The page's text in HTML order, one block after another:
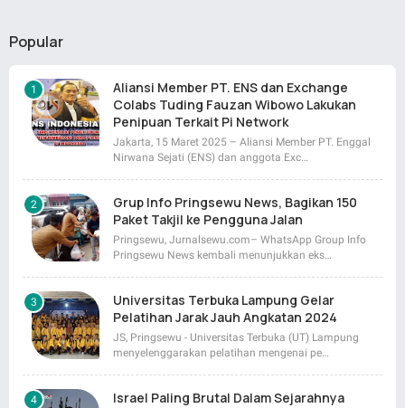
Popular
Aliansi Member PT. ENS dan Exchange
Colabs Tuding Fauzan Wibowo Lakukan
Penipuan Terkait Pi Network
Jakarta, 15 Maret 2025 – Aliansi Member PT. Enggal
Nirwana Sejati (ENS) dan anggota Exc…
Grup Info Pringsewu News, Bagikan 150
Paket Takjil ke Pengguna Jalan
Pringsewu, Jurnalsewu.com– WhatsApp Group Info
Pringsewu News kembali menunjukkan eks…
Universitas Terbuka Lampung Gelar
Pelatihan Jarak Jauh Angkatan 2024
JS, Pringsewu - Universitas Terbuka (UT) Lampung
menyelenggarakan pelatihan mengenai pe…
Israel Paling Brutal Dalam Sejarahnya